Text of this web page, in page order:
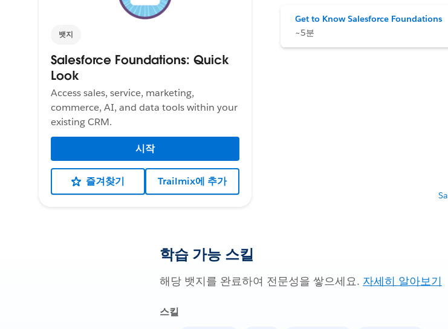
뱃지
Salesforce Foundations: Quick
Look
Access sales, service, marketing,
commerce, AI, and data tools within your
existing CRM.
시작
즐겨찾기 Trailmix에 추가
Get to Know Salesforce Foundations
~5분
학습 가능 스킬
해당 뱃지를 완료하여 전문성을 쌓으세요. 자세히 알아보기
스킬